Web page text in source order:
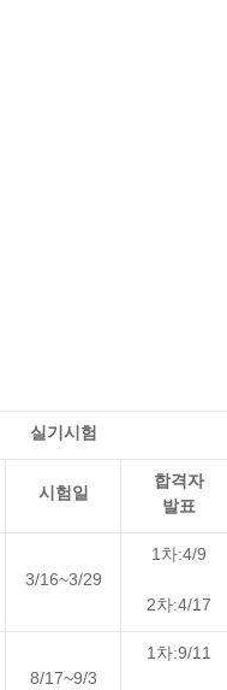
실기시험
시험일
합격자
발표
3/16~3/29
1차:4/9
2차:4/17
8/17~9/3
1차:9/11